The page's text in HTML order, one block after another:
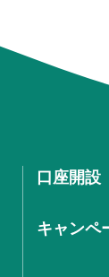
口座開設
キャンペ